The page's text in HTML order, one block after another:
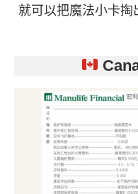
就可以把魔法小卡